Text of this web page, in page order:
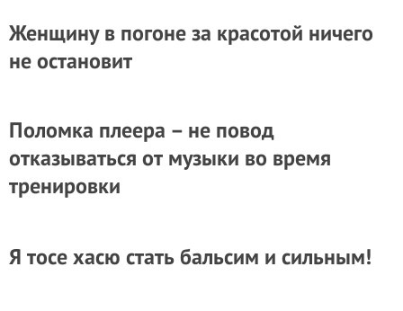
Женщину в погоне за красотой ничего
не остановит
Поломка плеера – не повод
отказываться от музыки во время
тренировки
Я тосе хасю стать бальсим и сильным!